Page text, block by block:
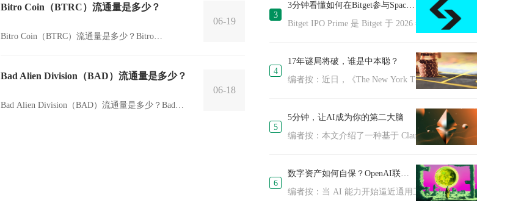
Bitro Coin（BTRC）流通量是多少？
Bitro Coin（BTRC）流通量是多少？Bitro
06-19
Bad Alien Division（BAD）流通量是多少？
Bad Alien Division（BAD）流通量是多少？Bad
06-18
3
3分钟看懂如何在Bitget参与SpaceX IPO
Bitget IPO Prime 是 Bitget 于 2026 年 4 月推出的创新代币销
4
17年谜局将破，谁是中本聪？
编者按：近日，《The New York Times》发布长篇调查报道
5
5分钟，让AI成为你的第二大脑
编者按：本文介绍了一种基于 Claude Code 与 Obsidian 搭建
6
数字资产如何自保？OpenAI联创的15步清单
编者按：当 AI 能力开始逼近通用工具的边界，网络安全的